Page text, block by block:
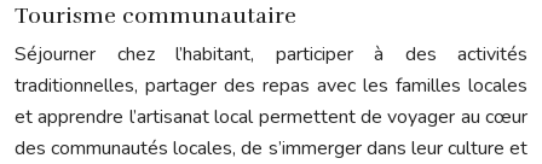
Tourisme communautaire
Séjourner chez l’habitant, participer à des activités
traditionnelles, partager des repas avec les familles locales
et apprendre l’artisanat local permettent de voyager au cœur
des communautés locales, de s’immerger dans leur culture et